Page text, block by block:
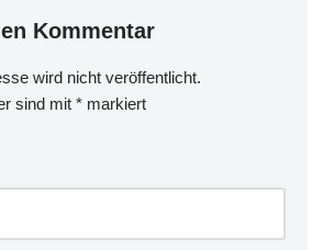
Kommentar
wird nicht veröffentlicht.
sind mit * markiert